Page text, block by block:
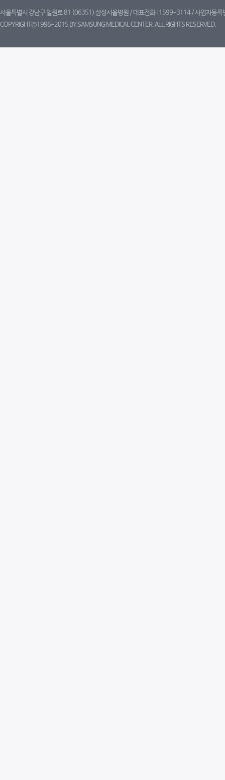
서울특별시 강남구 일원로 81 (06351) 삼성서울병원 / 대표전화 : 1599-3114 / 사업자등
COPYRIGHT©1996-2015 BY SAMSUNG MEDICAL CENTER. ALL RIGHTS RESERVED.